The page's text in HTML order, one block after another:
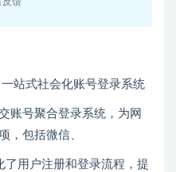
站式社会化账号登录系统
账号聚合登录系统，为网
，包括微信、
用户注册和登录流程，提